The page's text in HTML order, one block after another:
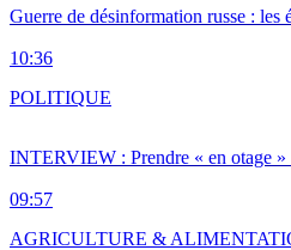
Guerre de désinformation russe : les
10:36
INTERVIEW : Prendre « en otage »
09:57
POLITIQUE
AGRICULTURE &